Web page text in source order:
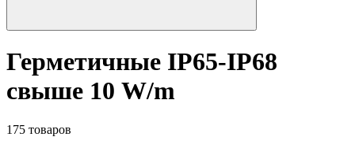
Герметичные IP65-IP68
свыше 10 W/m
175 товаров